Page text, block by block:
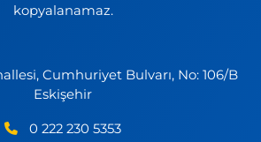
kopyalanamaz.
Cumhuriyet Bulvarı, No: 106/B
Eskişehir
0 222 230 5353